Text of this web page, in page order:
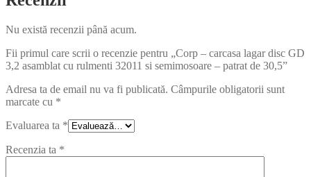
Nu există recenzii până acum.
Fii primul care scrii o recenzie pentru „Corp – carcasa lagar disc GD
3,2 asamblat cu rulmenti 32011 si semimosoare – patrat de 30,5”
Adresa ta de email nu va fi publicată. Câmpurile obligatorii sunt
marcate cu *
Evaluarea ta *
Recenzia ta *